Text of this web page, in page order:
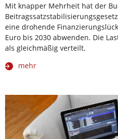
Mit knapper Mehrheit hat der
eine drohende
Euro bis 2030 abwenden. Die
als gleichmäßig verteilt.
mehr